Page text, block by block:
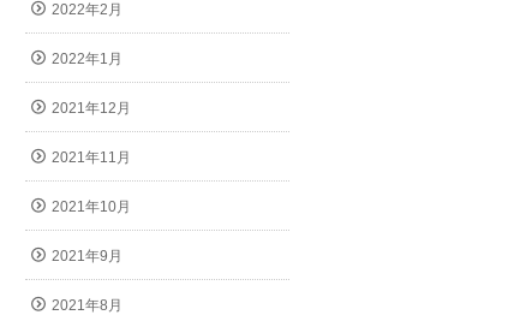
2022年2月
2022年1月
2021年12月
2021年11月
2021年10月
2021年9月
2021年8月